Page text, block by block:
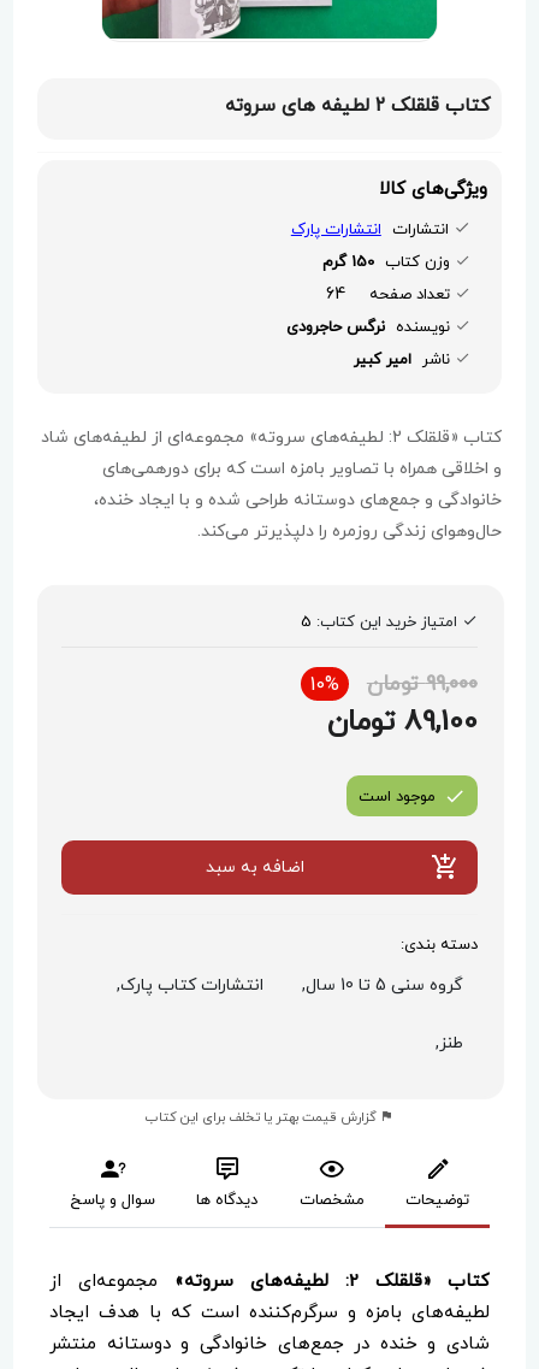
کتاب قلقلک 2 لطیفه های سروته
ویژگی‌های کالا
انتشارات انتشارات پارک
وزن کتاب 150 گرم
تعداد صفحه
64
نویسنده نرگس حاجرودی
ناشر امیر کبیر
کتاب «قلقلک 2: لطیفه‌های سروته» مجموعه‌ای از لطیفه‌های شاد
و اخلاقی همراه با تصاویر بامزه است که برای دورهمی‌های
خانوادگی و جمع‌های دوستانه طراحی شده و با ایجاد خنده،
حال‌وهوای زندگی روزمره را دلپذیرتر می‌کند.
امتیاز خرید این کتاب: 5
99,000 تومان 10%
89,100 تومان
موجود است
اضافه به سبد
دسته بندی:
گروه سنی 5 تا 10 سال, انتشارات کتاب پارک,
طنز,
گزارش قیمت بهتر یا تخلف برای این کتاب
توضیحات مشخصات دیدگاه ها سوال و پاسخ
کتاب «قلقلک 2: لطیفه‌های سروته»
مجموعه‌ای از
لطیفه‌های بامزه و سرگرم‌کننده است که با هدف ایجاد
شادی و خنده در جمع‌های خانوادگی و دوستانه منتشر